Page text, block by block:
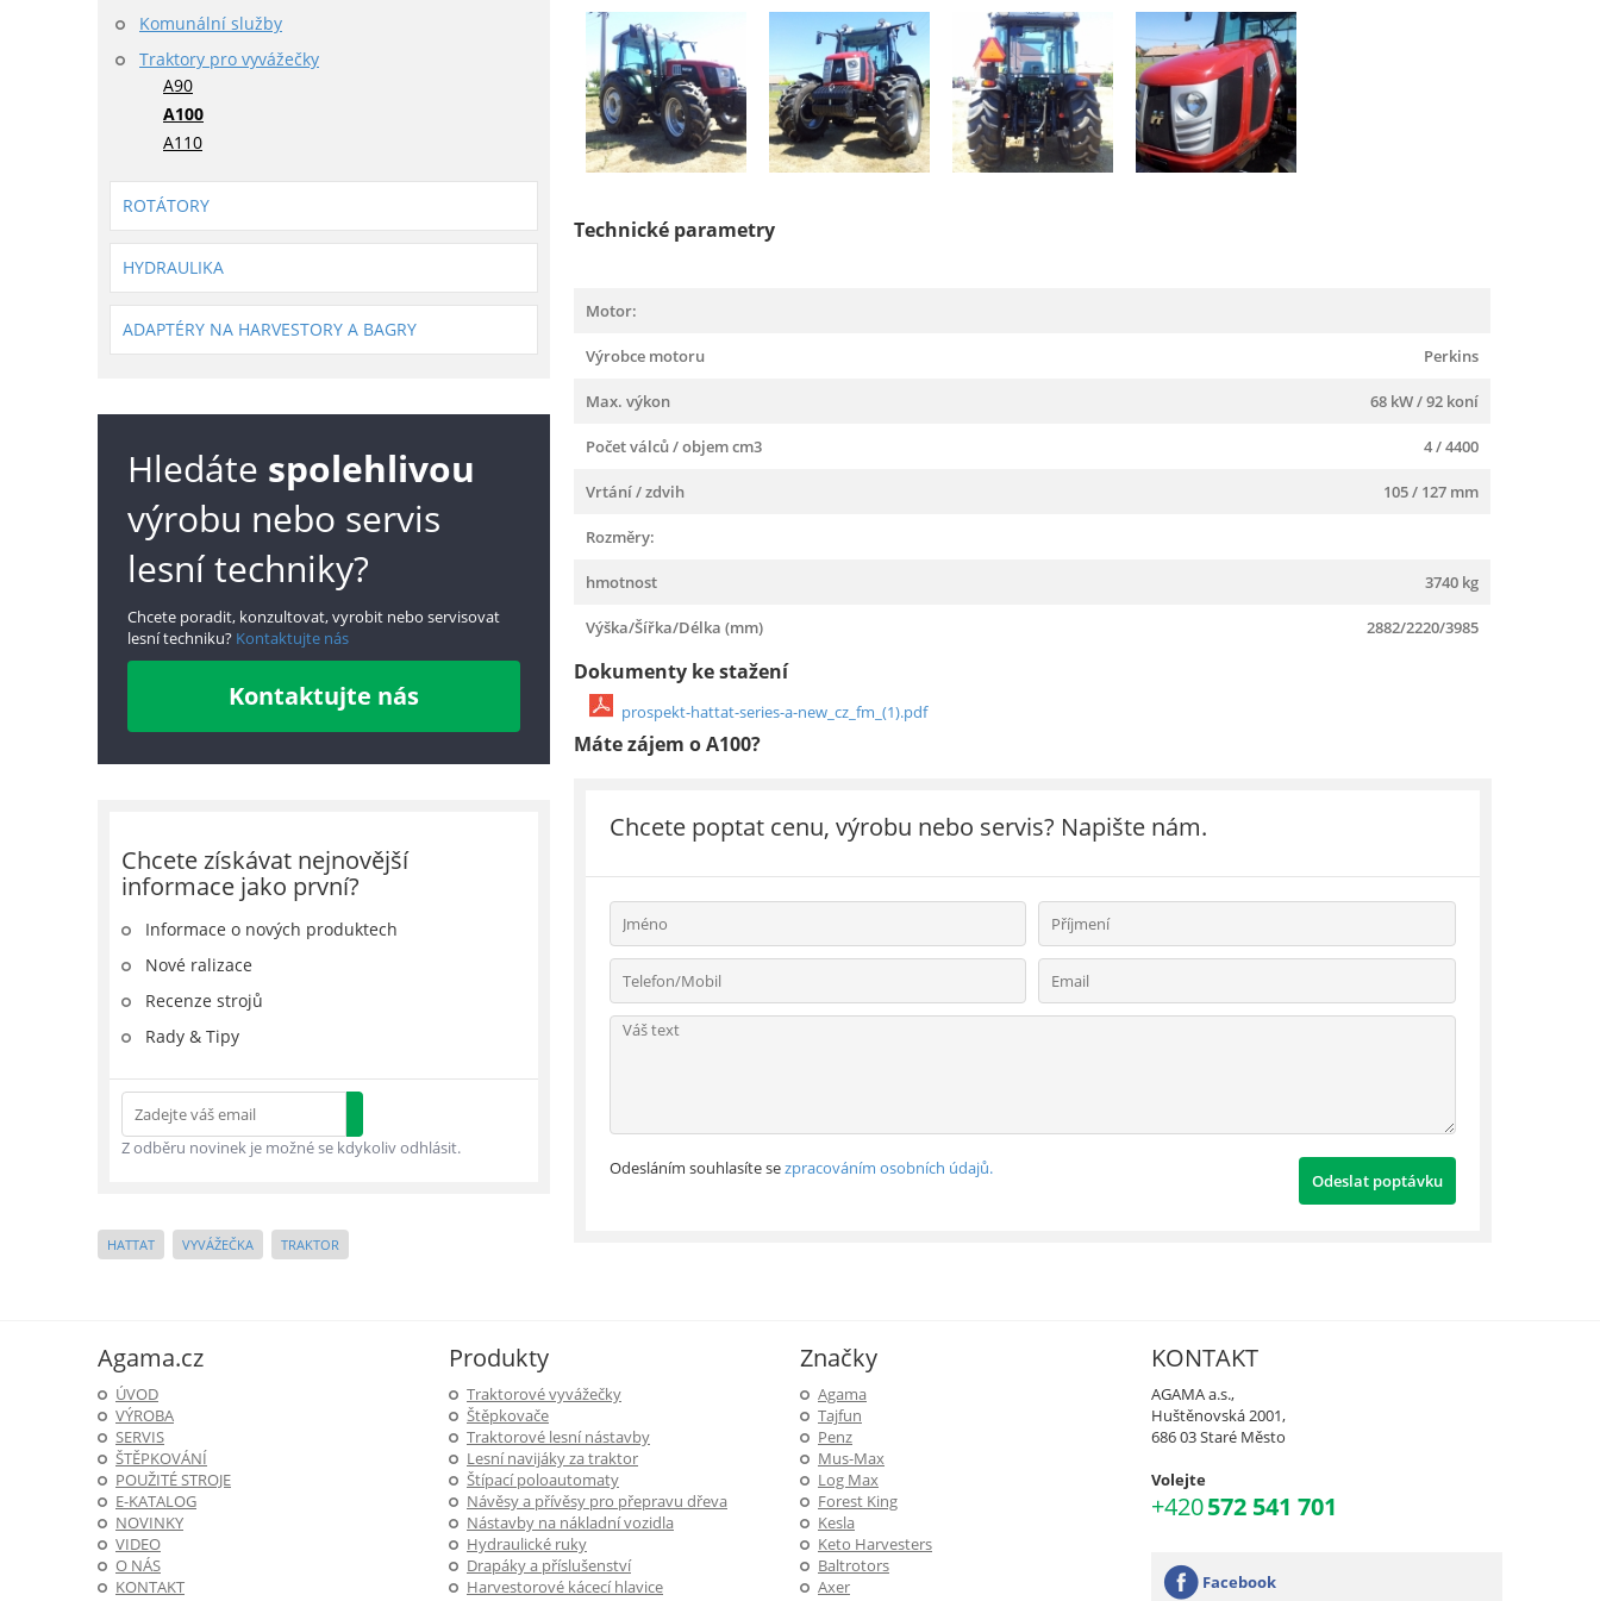
Komunální služby
Traktory pro vyvážečky
A90
A100
A110
ROTÁTORY
HYDRAULIKA
ADAPTÉRY NA HARVESTORY A BAGRY
Hledáte spolehlivou
výrobu nebo servis
lesní techniky?
Chcete poradit, konzultovat, vyrobit nebo servisovat
lesní techniku? Kontaktujte nás
Kontaktujte nás
Chcete získávat nejnovější
informace jako první?
Informace o nových produktech
Nové ralizace
Recenze strojů
Rady & Tipy
Z odběru novinek je možné se kdykoliv odhlásit.
HATTAT VYVÁŽEČKA TRAKTOR
Technické parametry
Motor:
Výrobce motoru Perkins
Max. výkon 68 kW / 92 koní
Počet válců / objem cm3 4 / 4400
Vrtání / zdvih 105 / 127 mm
Rozměry:
hmotnost 3740 kg
Výška/Šířka/Délka (mm) 2882/2220/3985
Dokumenty ke stažení
prospekt-hattat-series-a-new_cz_fm_(1).pdf
Máte zájem o A100?
Chcete poptat cenu, výrobu nebo servis? Napište nám.
Odesláním souhlasíte sezpracováním osobních údajů.
Agama.cz
ÚVOD
VÝROBA
SERVIS
ŠTĚPKOVÁNÍ
POUŽITÉ STROJE
E-KATALOG
NOVINKY
VIDEO
O NÁS
KONTAKT
Produkty
Traktorové vyvážečky
Štěpkovače
Traktorové lesní nástavby
Lesní navijáky za traktor
Štípací poloautomaty
Návěsy a přívěsy pro přepravu dřeva
Nástavby na nákladní vozidla
Hydraulické ruky
Drapáky a příslušenství
Harvestorové kácecí hlavice
Značky
Agama
Tajfun
Penz
Mus-Max
Log Max
Forest King
Kesla
Keto Harvesters
Baltrotors
Axer
KONTAKT
AGAMA a.s.,
Huštěnovská 2001,
686 03 Staré Město
Volejte
+420572 541 701
Facebook